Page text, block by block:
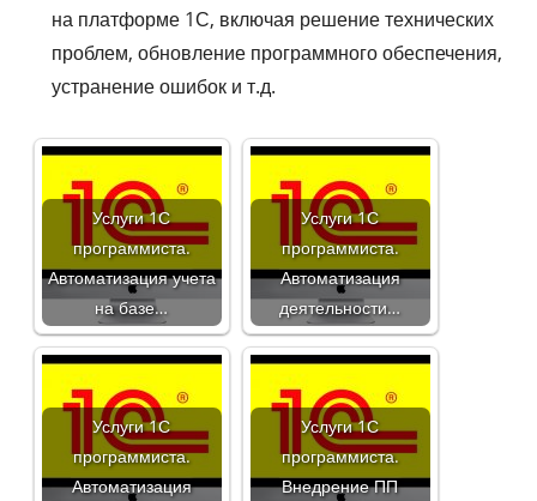
на платформе 1С, включая решение технических
проблем, обновление программного обеспечения,
устранение ошибок и т.д.
Услуги 1С
программиста.
Автоматизация учета
на базе…
Услуги 1С
программиста.
Автоматизация
деятельности…
Услуги 1С
программиста.
Автоматизация
Услуги 1С
программиста.
Внедрение ПП